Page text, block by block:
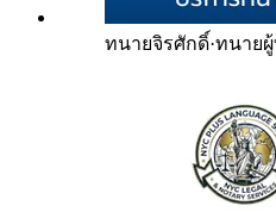
ทนายจิรศักดิ์·ทนาย